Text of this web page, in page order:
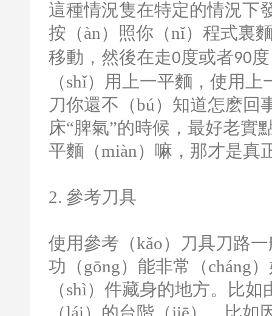
這種情況隻在特定的情況下
按（àn）照你（nǐ）程式裏
移動，然後在走0度或者90
（shǐ）用上一平麵，使用
刀你還不（bú）知道怎麽回
床“脾氣”的時候，最好老實
平麵（miàn）嘛，那才是真
2. 參考刀具
使用參考（kǎo）刀具刀路
功（gōng）能非常（cháng
（shì）件藏身的地方。比如